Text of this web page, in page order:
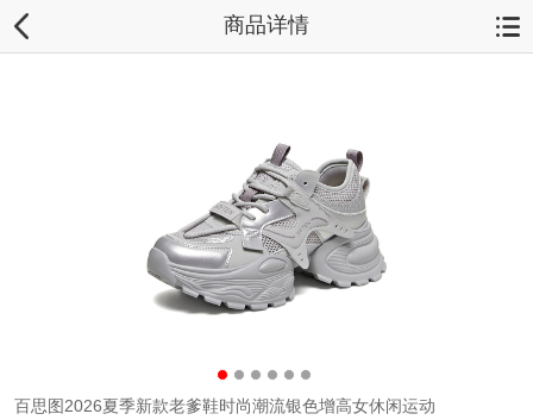
商品详情
百思图2026夏季新款老爹鞋时尚潮流银色增高女休闲运动